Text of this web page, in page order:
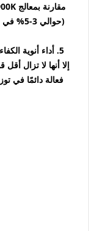
مقارنة بمعالج Core i9-13900K تكون هامشية في معظم الحالات
(حوالي
5. أداء أنوية الكفاءة (E-Cores): بينما تُعد مفيدة للمهام المتعددة،
إلا أنها لا تزال
فعالة دائمًا في